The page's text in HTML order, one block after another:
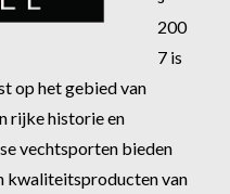
200
7 is
op het gebied van
rijke historie en
vechtsporten bieden
kwaliteitsproducten van